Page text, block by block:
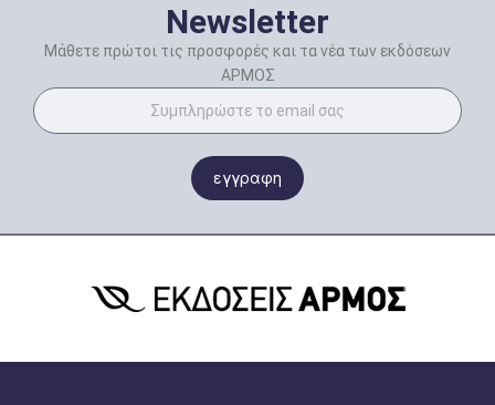
Newsletter
Μάθετε πρώτοι τις προσφορές και τα νέα των εκδόσεων
ΑΡΜΟΣ
εγγραφη